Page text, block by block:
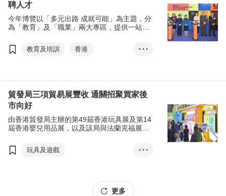
珠寶出口
聘人才
今年博覽以「多元出路 成就可能」為主題，分
為「教育」及「職業」兩大專區，提供一站式
場。當中設有「大灣區發展機遇」主題日，探
討區內的創業、就業和求學機會。
教育及培訓
香港
升學機會
建造業
創新科技
蔡若蓮
• • •
貿發局三項貿易展豐收 通關招聚買家後
市向好
由香港貿發局主辦的第49屆香港玩具展及第14
屆香港嬰兒用品展，以及該局與法蘭克福展覽
及學習用品展於1月9至12 日在香港會議展覽中
心圓滿舉行。為期四天的展會共吸引超過
玩具及遊戲
• • •
更多